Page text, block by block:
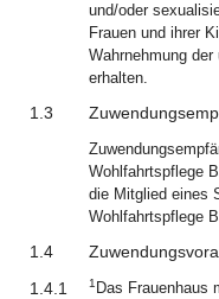
und/oder
Frauen und ihrer
Wahrnehmung
erhalten.
1.3
Wohlfahrtspflege
die Mitglied eines
Wohlfahrtspflege
1.4
1.4.1
1 Das Frauenhaus